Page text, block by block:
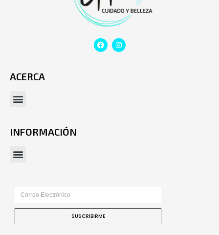
ACERCA
INFORMACIÓN
SUSCRIBIRME